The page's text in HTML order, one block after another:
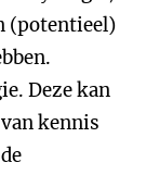
(potentieel)
Deze kan
kennis